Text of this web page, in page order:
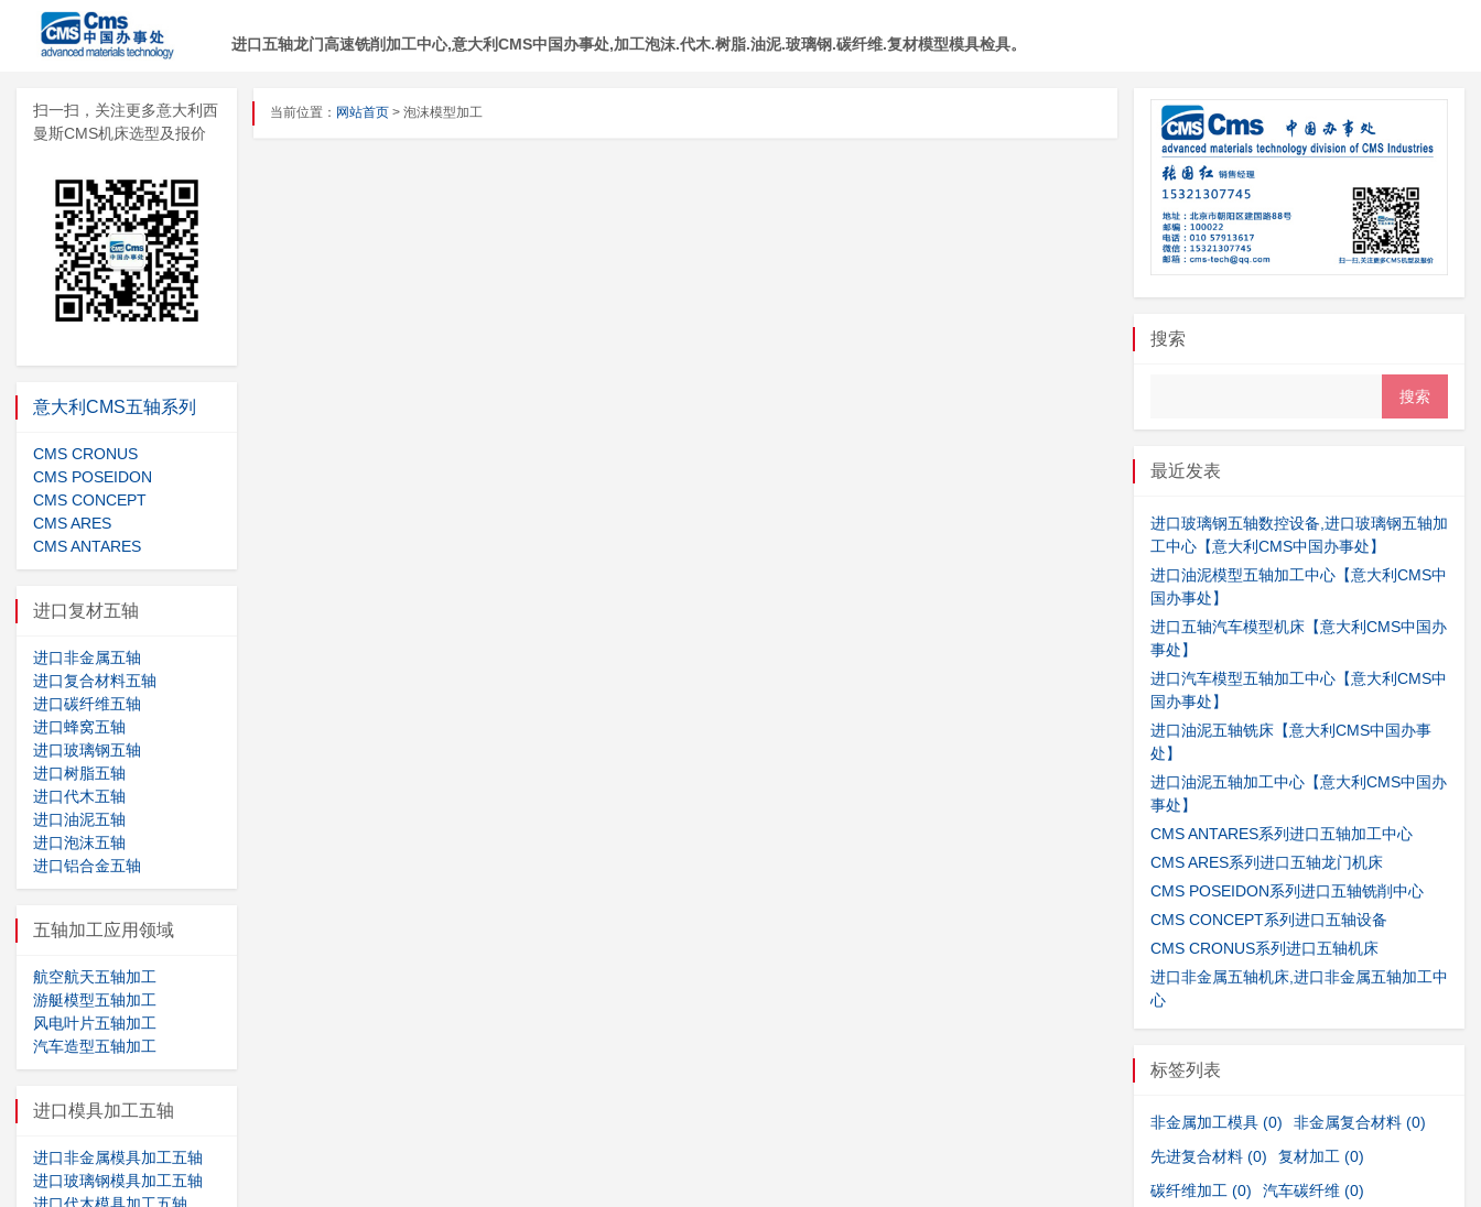
进口五轴龙门高速铣削加工中心,意大利CMS中国办事处,加工泡沫.代木.树脂.油泥.玻璃钢.碳纤维.复材模型模具检具。
当前位置： 网站首页 > 泡沫模型加工
扫一扫，关注更多意大利西
曼斯CMS机床选型及报价
意大利CMS五轴系列
CMS CRONUS
CMS POSEIDON
CMS CONCEPT
CMS ARES
CMS ANTARES
进口复材五轴
进口非金属五轴
进口复合材料五轴
进口碳纤维五轴
进口蜂窝五轴
进口玻璃钢五轴
进口树脂五轴
进口代木五轴
进口油泥五轴
进口泡沫五轴
进口铝合金五轴
五轴加工应用领域
航空航天五轴加工
游艇模型五轴加工
风电叶片五轴加工
汽车造型五轴加工
进口模具加工五轴
进口非金属模具加工五轴
进口玻璃钢模具加工五轴
搜索
最近发表
进口玻璃钢五轴数控设备,进口玻璃钢五轴加
工中心【意大利CMS中国办事处】
进口油泥模型五轴加工中心【意大利CMS中
国办事处】
进口五轴汽车模型机床【意大利CMS中国办
事处】
进口汽车模型五轴加工中心【意大利CMS中
国办事处】
进口油泥五轴铣床【意大利CMS中国办事
处】
进口油泥五轴加工中心【意大利CMS中国办
事处】
CMS ANTARES系列进口五轴加工中心
CMS ARES系列进口五轴龙门机床
CMS POSEIDON系列进口五轴铣削中心
CMS CONCEPT系列进口五轴设备
CMS CRONUS系列进口五轴机床
进口非金属五轴机床,进口非金属五轴加工中
心
标签列表
非金属加工模具 (0) 非金属复合材料 (0)
先进复合材料 (0) 复材加工 (0)
碳纤维加工 (0) 汽车碳纤维 (0)